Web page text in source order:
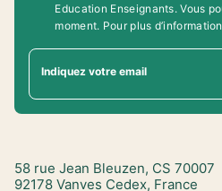
Education Enseignants. Vous
moment. Pour plus
Indiquez votre email
58 rue Jean Bleuzen, CS 70007
92178 Vanves Cedex, France